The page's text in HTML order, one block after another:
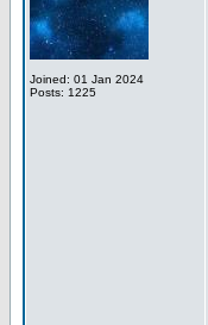
Joined: 01 Jan 2024
Posts: 1225